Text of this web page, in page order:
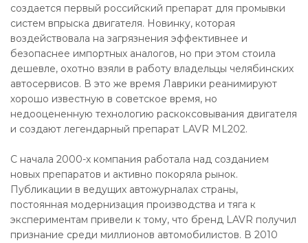
создается первый российский препарат для промывки
систем впрыска двигателя. Новинку, которая
воздействовала на загрязнения эффективнее и
безопаснее импортных аналогов, но при этом стоила
дешевле, охотно взяли в работу владельцы челябинских
автосервисов. В это же время Лаврики реанимируют
хорошо известную в советское время, но
недооцененную технологию раскоксовывания двигателя
и создают легендарный препарат LAVR ML202.
С начала 2000-х компания работала над созданием
новых препаратов и активно покоряла рынок.
Публикации в ведущих автожурналах страны,
постоянная модернизация производства и тяга к
экспериментам привели к тому, что бренд LAVR получил
признание среди миллионов автомобилистов. В 2010